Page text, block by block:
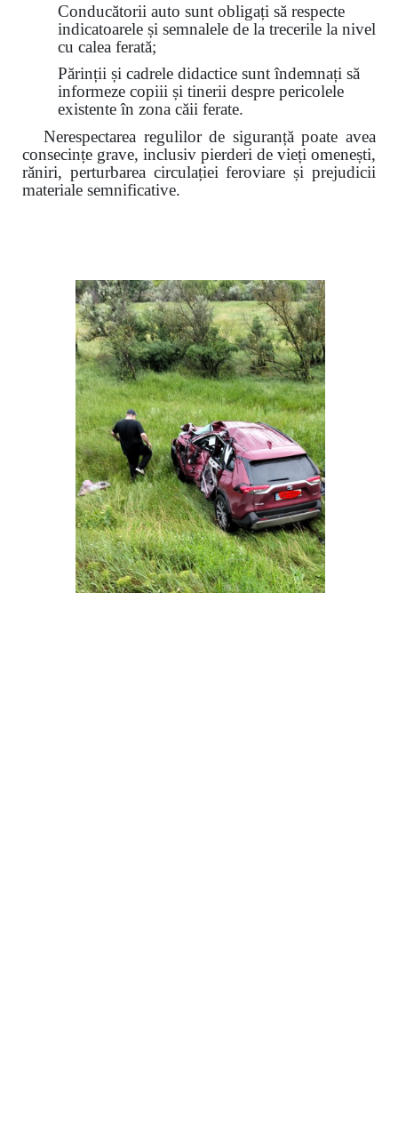
Conducătorii auto sunt obligați să respecte
indicatoarele și semnalele de la trecerile la nivel
cu calea ferată;
Părinții și cadrele didactice sunt îndemnați să
informeze copiii și tinerii despre pericolele
existente în zona căii ferate.
Nerespectarea regulilor de siguranță poate avea
consecințe grave, inclusiv pierderi de vieți omenești,
răniri, perturbarea circulației feroviare și prejudicii
materiale semnificative.